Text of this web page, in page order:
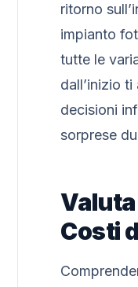
ritorno
impianto
tutte le
dall’inizio
decisioni
sorprese
Costi